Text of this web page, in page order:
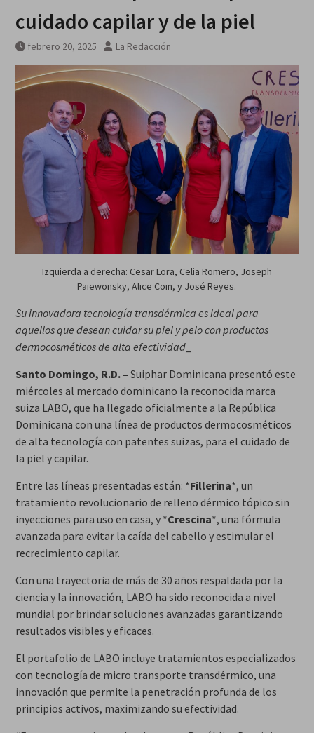
cuidado capilar y de la piel
febrero 20, 2025 La Redacción
Izquierda a derecha: Cesar Lora, Celia Romero, Joseph
Paiewonsky, Alice Coin, y José Reyes.
Su innovadora tecnología transdérmica es ideal para
aquellos que desean cuidar su piel y pelo con productos
dermocosméticos de alta efectividad_
Santo Domingo, R.D. – Suiphar Dominicana presentó este
miércoles al mercado dominicano la reconocida marca
suiza LABO, que ha llegado oficialmente a la República
Dominicana con una línea de productos dermocosméticos
de alta tecnología con patentes suizas, para el cuidado de
la piel y capilar.
Entre las líneas presentadas están: *Fillerina*, un
tratamiento revolucionario de relleno dérmico tópico sin
inyecciones para uso en casa, y *Crescina*, una fórmula
avanzada para evitar la caída del cabello y estimular el
recrecimiento capilar.
Con una trayectoria de más de 30 años respaldada por la
ciencia y la innovación, LABO ha sido reconocida a nivel
mundial por brindar soluciones avanzadas garantizando
resultados visibles y eficaces.
El portafolio de LABO incluye tratamientos especializados
con tecnología de micro transporte transdérmico, una
innovación que permite la penetración profunda de los
principios activos, maximizando su efectividad.